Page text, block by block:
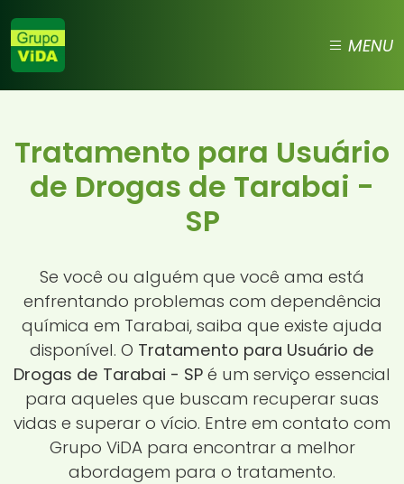
MENU
Tratamento para Usuário
de Drogas de Tarabai -
SP
Se você ou alguém que você ama está
enfrentando problemas com dependência
química em Tarabai, saiba que existe ajuda
disponível. O Tratamento para Usuário de
Drogas de Tarabai - SP é um serviço essencial
para aqueles que buscam recuperar suas
vidas e superar o vício. Entre em contato com
Grupo ViDA para encontrar a melhor
abordagem para o tratamento.